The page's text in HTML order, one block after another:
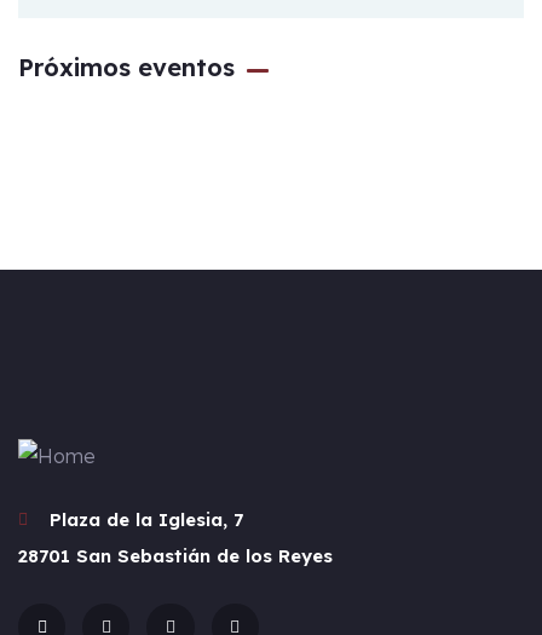
Próximos eventos
Plaza de la Iglesia, 7
28701 San Sebastián de los Reyes